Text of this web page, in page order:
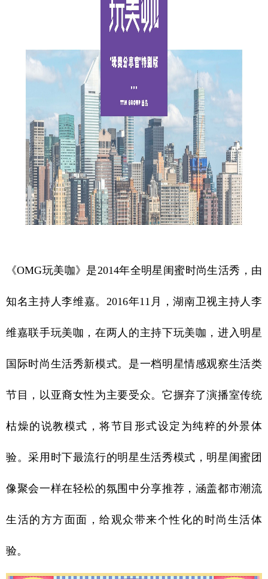
《OMG玩美咖》是2014年全明星闺蜜时尚生活秀，由
知名主持人李维嘉。2016年11月，湖南卫视主持人李
维嘉联手玩美咖，在两人的主持下玩美咖，进入明星
国际时尚生活秀新模式。是一档明星情感观察生活类
节目，以亚裔女性为主要受众。它摒弃了演播室传统
枯燥的说教模式，将节目形式设定为纯粹的外景体
验。采用时下最流行的明星生活秀模式，明星闺蜜团
像聚会一样在轻松的氛围中分享推荐，涵盖都市潮流
生活的方方面面，给观众带来个性化的时尚生活体
验。